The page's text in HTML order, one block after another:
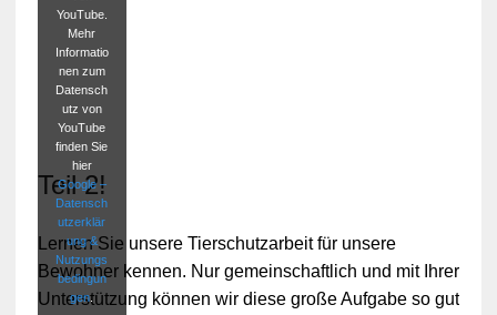
YouTube.
Mehr
Informatio
nen zum
Datensch
utz von
YouTube
finden Sie
hier
Google –
Datensch
utzerklär
ung &
Nutzungs
bedingun
gen.
Teil 2!
Lernen Sie unsere Tierschutzarbeit für unsere
Bewohner kennen. Nur gemeinschaftlich und mit Ihrer
Unterstützung können wir diese große Aufgabe so gut